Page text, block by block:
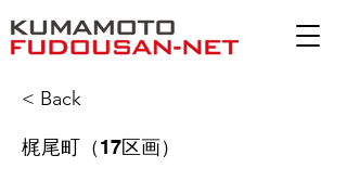
< Back
梶尾町（17区画）